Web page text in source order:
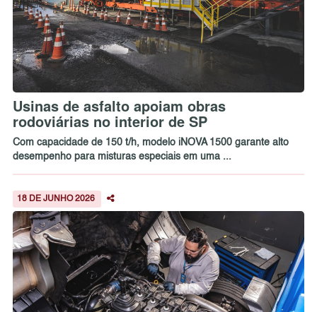
Usinas de asfalto apoiam obras
rodoviárias no interior de SP
Com capacidade de 150 t/h, modelo iNOVA 1500 garante alto
desempenho para misturas especiais em uma ...
18 DE JUNHO 2026